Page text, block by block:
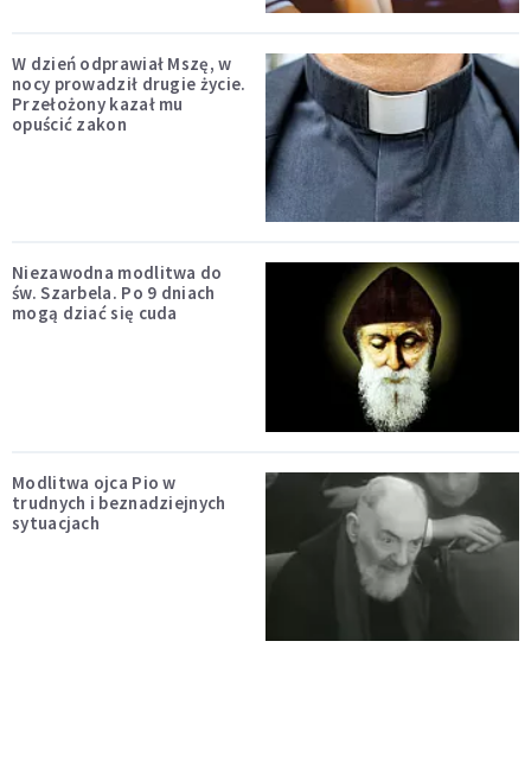
W dzień odprawiał Mszę, w
nocy prowadził drugie życie.
Przełożony kazał mu
opuścić zakon
Niezawodna modlitwa do
św. Szarbela. Po 9 dniach
mogą dziać się cuda
Modlitwa ojca Pio w
trudnych i beznadziejnych
sytuacjach